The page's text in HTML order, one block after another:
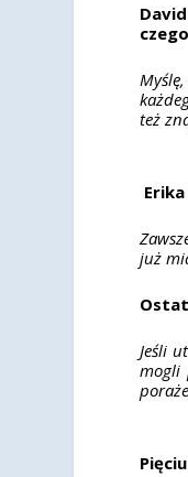
też
już
Jeśli
mogli